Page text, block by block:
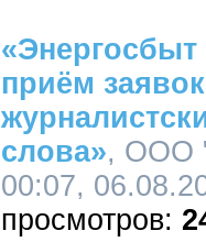
приём
слова», ООО
00:07,